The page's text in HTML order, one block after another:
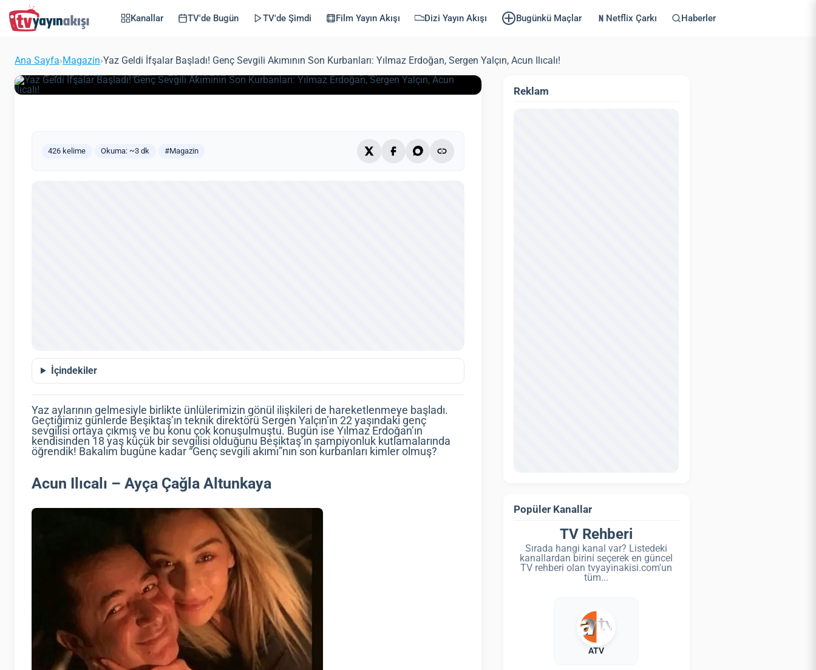
Kanallar TV'de Bugün TV'de Şimdi Film Yayın Akışı Dizi Yayın Akışı Bugünkü Maçlar Netflix Çarkı Haberler
Ana Sayfa›Magazin›Yaz Geldi İfşalar Başladı! Genç Sevgili Akımının Son Kurbanları: Yılmaz Erdoğan, Sergen Yalçın, Acun Ilıcalı!
Yılmaz Erdoğan, Sergen Yalçın, Acun
Zeynep Öztürk Magazin 20 Mayıs 2021 3 dk
426 kelime Okuma: ~3 dk #Magazin
İçindekiler
Yaz aylarının gelmesiyle birlikte ünlülerimizin gönül ilişkileri de hareketlenmeye başladı.
Geçtiğimiz günlerde Beşiktaş’ın teknik direktörü Sergen Yalçın’ın 22 yaşındaki genç
sevgilisi ortaya çıkmış ve bu konu çok konuşulmuştu. Bugün ise Yılmaz Erdoğan’ın
kendisinden 18 yaş küçük bir sevgilisi olduğunu Beşiktaş’ın şampiyonluk kutlamalarında
öğrendik! Bakalım bugüne kadar “Genç sevgili akımı”nın son kurbanları kimler olmuş?
Acun Ilıcalı – Ayça Çağla Altunkaya
Reklam
Popüler Kanallar
TV Rehberi
Sırada hangi kanal var? Listedeki
kanallardan birini seçerek en güncel
TV rehberi olan tvyayinakisi.com'un
tüm...
ATV